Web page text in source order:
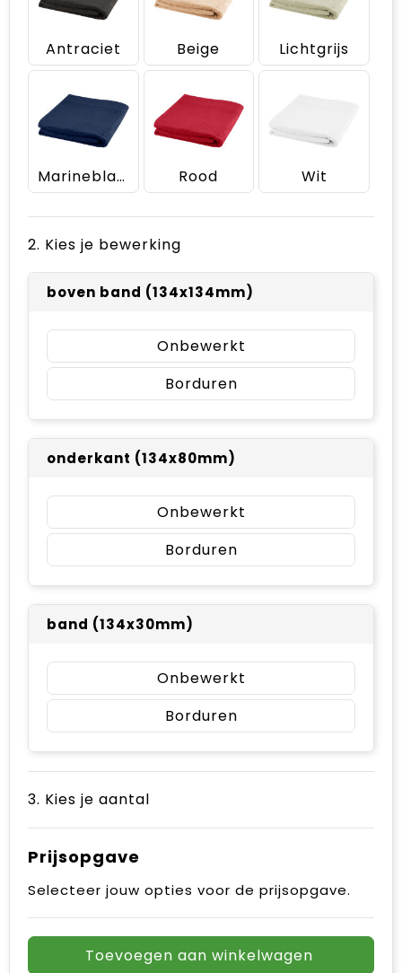
Antraciet Beige Lichtgrijs
Marineblauw Rood Wit
2. Kies je bewerking
boven band (134x134mm)
Onbewerkt
Borduren
onderkant (134x80mm)
Onbewerkt
Borduren
band (134x30mm)
Onbewerkt
Borduren
3. Kies je aantal
Prijsopgave
Selecteer jouw opties voor de prijsopgave.
Toevoegen aan winkelwagen